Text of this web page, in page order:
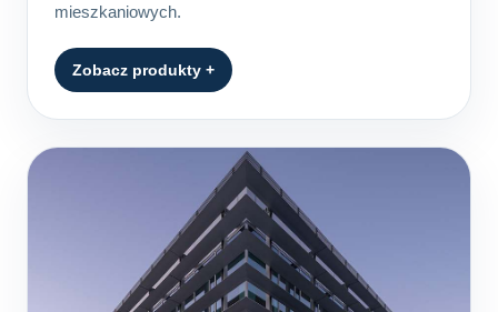
mieszkaniowych.
Zobacz produkty +